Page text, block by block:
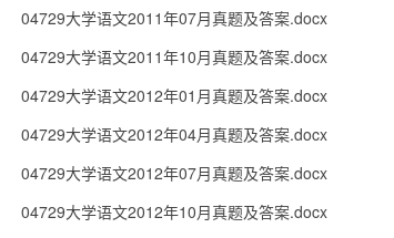
04729大学语文2011年07月真题及答案.docx
04729大学语文2011年10月真题及答案.docx
04729大学语文2012年01月真题及答案.docx
04729大学语文2012年04月真题及答案.docx
04729大学语文2012年07月真题及答案.docx
04729大学语文2012年10月真题及答案.docx